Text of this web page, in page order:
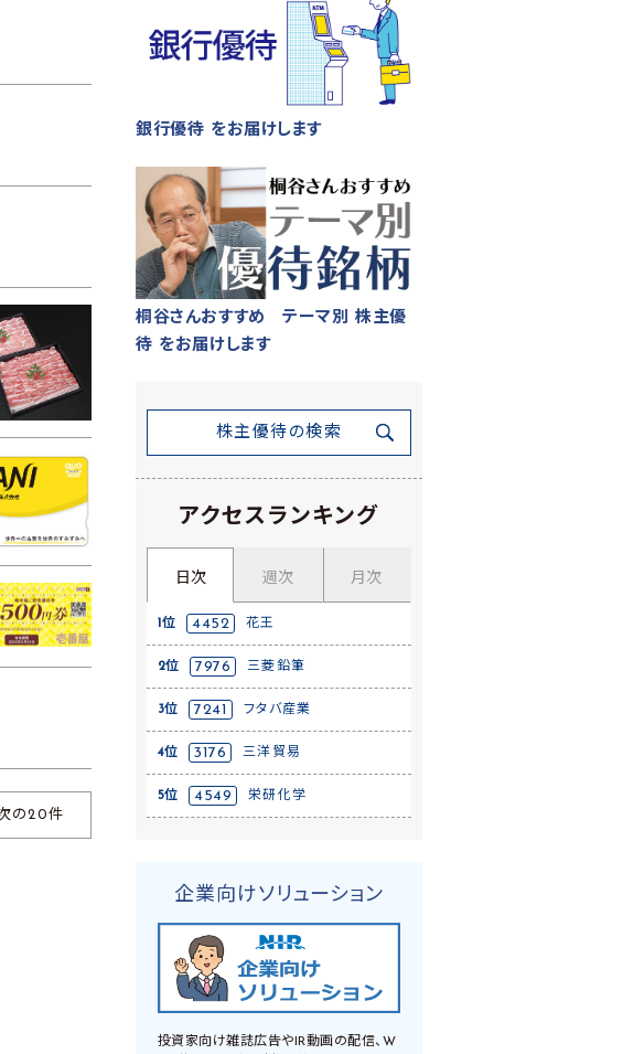
の20件
銀行優待 をお届けします
桐谷さんおすすめ テーマ別 株主優
待 をお届けします
株主優待の検索
アクセスランキング
日次 週次 月次
1位 4452 花王
2位 7976 三菱鉛筆
3位 7241 フタバ産業
4位 3176 三洋貿易
5位 4549 栄研化学
企業向けソリューション
投資家向け雑誌広告やIR動画の配信、W